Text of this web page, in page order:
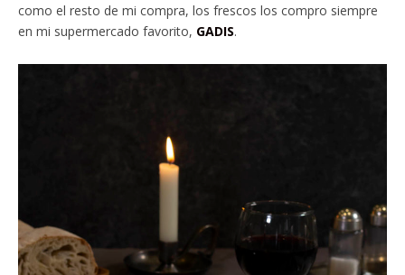
como el resto de mi compra, los frescos los compro siempre
en mi supermercado favorito, GADIS.